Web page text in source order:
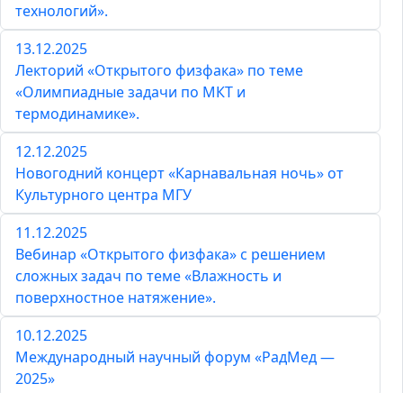
технологий».
13.12.2025
Лекторий «Открытого физфака» по теме
«Олимпиадные задачи по МКТ и
термодинамике».
12.12.2025
Новогодний концерт «Карнавальная ночь» от
Культурного центра МГУ
11.12.2025
Вебинар «Открытого физфака» с решением
сложных задач по теме «Влажность и
поверхностное натяжение».
10.12.2025
Международный научный форум «РадМед —
2025»